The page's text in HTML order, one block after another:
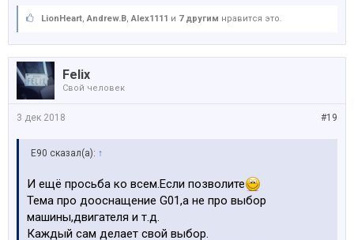
S461A
Механизм регулир.спинки сид.с э/прив.Зд
S481A
Спортивное сиденье
S493A
Пакет мест хранения
S494A
S4K7A
S4NMA
Ambient Air Paket
S4URA
LionHeart,Andrew.B,Alex1111 и 7 другим нравится это.
Felix
Свой человек
#19
3 дек 2018
E90 сказал(а): ↑
И ещё просьба ко всем.Если позволите
Тема про дооснащение G01,а не про выбор
машины,двигателя и т.д.
Каждый сам делает свой выбор.